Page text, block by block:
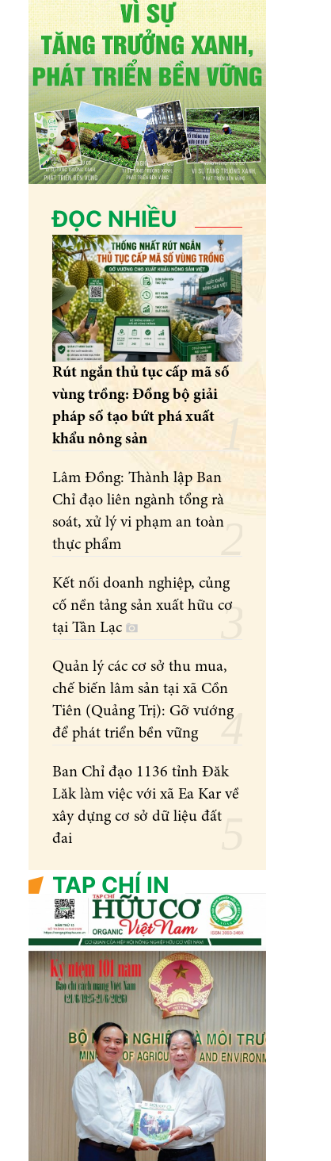
ĐỌC NHIỀU
Rút ngắn thủ tục cấp mã số
vùng trồng: Đồng bộ giải
pháp số tạo bứt phá xuất
khẩu nông sản
Lâm Đồng: Thành lập Ban
Chỉ đạo liên ngành tổng rà
soát, xử lý vi phạm an toàn
thực phẩm
Kết nối doanh nghiệp, củng
cố nền tảng sản xuất hữu cơ
tại Tân Lạc
Quản lý các cơ sở thu mua,
chế biến lâm sản tại xã Cồn
Tiên (Quảng Trị): Gỡ vướng
để phát triển bền vững
Ban Chỉ đạo 1136 tỉnh Đăk
Lăk làm việc với xã Ea Kar về
xây dựng cơ sở dữ liệu đất
đai
TẠP CHÍ IN